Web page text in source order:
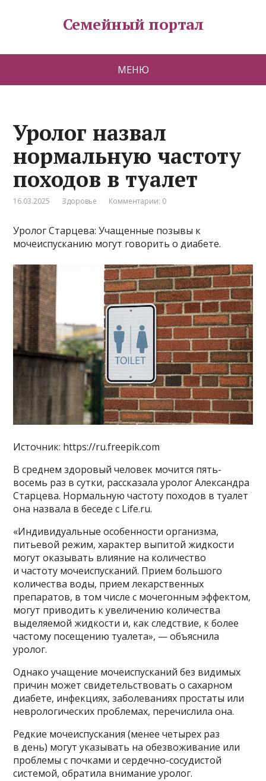
Семейный портал
МЕНЮ
Уролог назвал
нормальную частоту
походов в туалет
16.03.2025 Здоровье Комментарии: 0
Уролог Старцева: Учащенные позывы к
мочеиспусканию могут говорить о диабете.
Источник: https://ru.freepik.com
В среднем здоровый человек мочится пять-
восемь раз в сутки, рассказала уролог Александра
Старцева. Нормальную частоту походов в туалет
она назвала в беседе с Life.ru.
«Индивидуальные особенности организма,
питьевой режим, характер выпитой жидкости
могут оказывать влияние на количество
и частоту мочеиспусканий. Прием большого
количества воды, прием лекарственных
препаратов, в том числе с мочегонным эффектом,
могут приводить к увеличению количества
выделяемой жидкости и, как следствие, к более
частому посещению туалета», — объяснила
уролог.
Однако учащение мочеиспусканий без видимых
причин может свидетельствовать о сахарном
диабете, инфекциях, заболеваниях простаты или
неврологических проблемах, перечислила она.
Редкие мочеиспускания (менее четырех раз
в день) могут указывать на обезвоживание или
проблемы с почками и сердечно-сосудистой
системой, обратила внимание уролог.